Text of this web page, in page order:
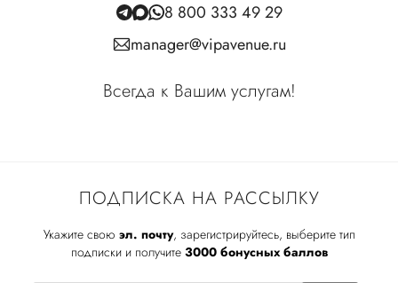
ПОДПИСКА НА РАССЫЛКУ
Укажите свою эл. почту, зарегистрируйтесь, выберите тип
подписки и получите 3000 бонусных баллов
8 800 333 49 29
manager@vipavenue.ru
Всегда к Вашим услугам!